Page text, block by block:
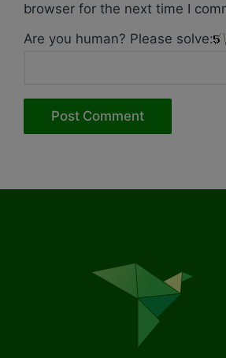
browser for the next time I
Are you human? Please solve: